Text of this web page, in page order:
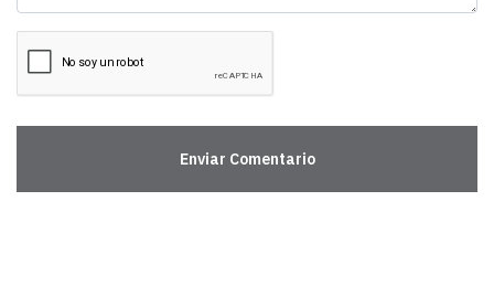
Enviar Comentario